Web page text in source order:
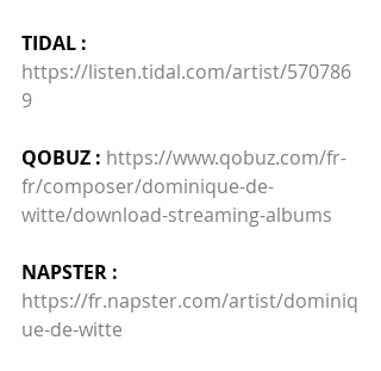
TIDAL :
https://listen.tidal.com/artist/570786
9
QOBUZ : https://www.qobuz.com/fr-
fr/composer/dominique-de-
witte/download-streaming-albums
NAPSTER :
https://fr.napster.com/artist/dominiq
ue-de-witte